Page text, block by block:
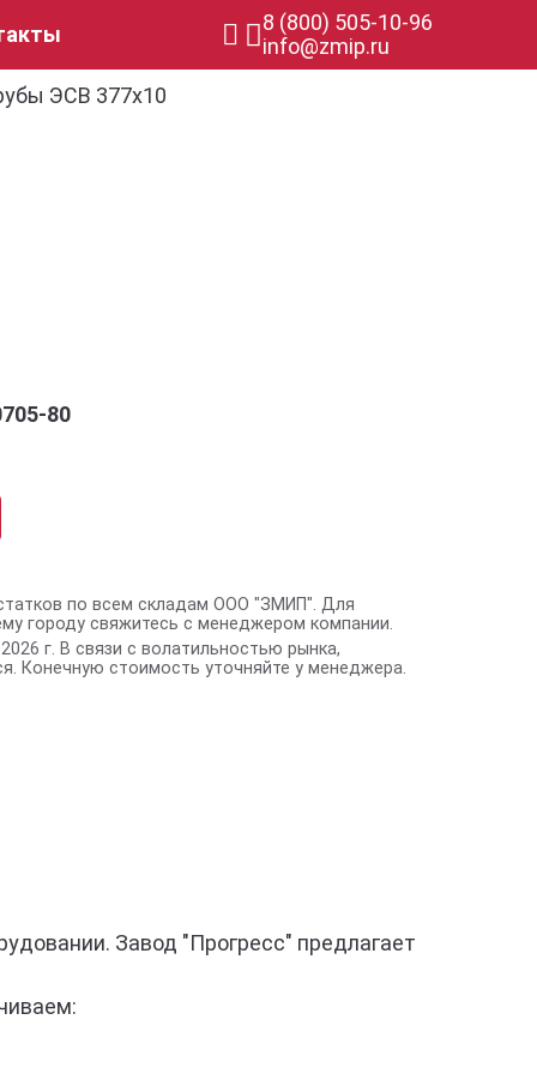
8 (800) 505-10-96
info@zmip.ru
ЭСВ 377х10
80
по всем складам ООО "ЗМИП". Для
городу свяжитесь с менеджером компании.
г. В связи с волатильностью рынка,
Конечную стоимость уточняйте у менеджера.
Завод "Прогресс" предлагает